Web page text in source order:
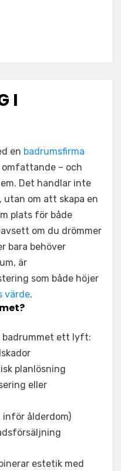
I
en badrumsfirma
– och
Det handlar inte
utan om att skapa en
plats för både
om du drömmer
bara behöver
är
som både höjer
värde.
badrummet ett lyft:
planlösning
eller
ålderdom)
estetik med